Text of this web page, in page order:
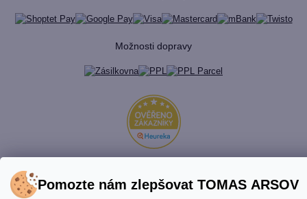
Pomozte nám zlepšovat TOMAS ARSOV
Možnosti dopravy